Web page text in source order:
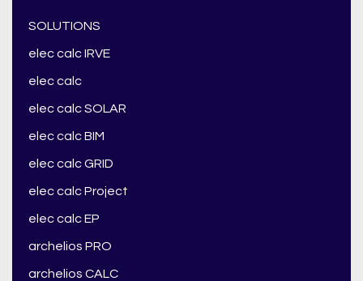
SOLUTIONS
elec calc IRVE
elec calc
elec calc SOLAR
elec calc BIM
elec calc GRID
elec calc Project
elec calc EP
archelios PRO
archelios CALC